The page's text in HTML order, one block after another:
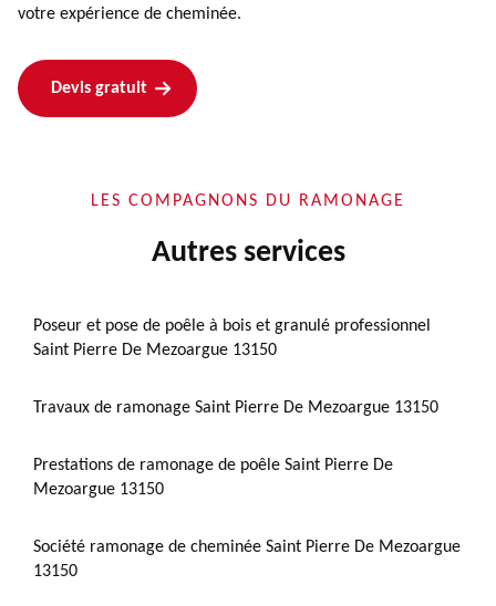
votre expérience de cheminée.
Devis gratuit
LES COMPAGNONS DU RAMONAGE
Autres services
Poseur et pose de poêle à bois et granulé professionnel
Saint Pierre De Mezoargue 13150
Travaux de ramonage Saint Pierre De Mezoargue 13150
Prestations de ramonage de poêle Saint Pierre De
Mezoargue 13150
Société ramonage de cheminée Saint Pierre De Mezoargue
13150